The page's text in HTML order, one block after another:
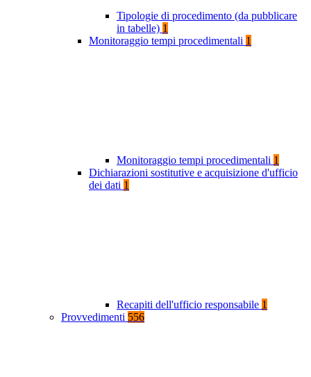
Tipologie di procedimento (da pubblicare
in tabelle) 1
Monitoraggio tempi procedimentali 1
Monitoraggio tempi procedimentali 1
Dichiarazioni sostitutive e acquisizione d'ufficio
dei dati 1
Recapiti dell'ufficio responsabile 1
Provvedimenti 556